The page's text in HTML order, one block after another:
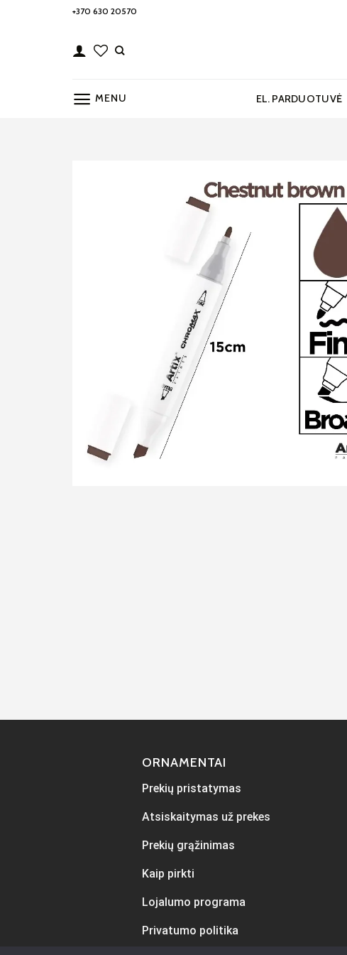
+370 630 20570
MENU EL. PARDUOTUVĖ
ORNAMENTAI
Prekių pristatymas
Atsiskaitymas už prekes
Prekių grąžinimas
Kaip pirkti
Lojalumo programa
Privatumo politika